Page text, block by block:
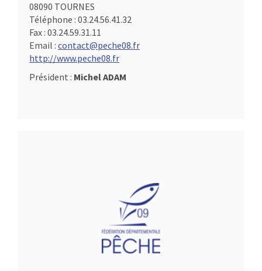
08090 TOURNES
Téléphone : 03.24.56.41.32
Fax : 03.24.59.31.11
Email : contact@peche08.fr
http://www.peche08.fr
Président : Michel ADAM